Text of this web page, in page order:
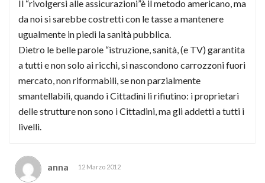
Il “rivolgersi alle assicurazioni”è il metodo americano, ma
da noi si sarebbe costretti con le tasse a mantenere
ugualmente in piedi la sanità pubblica.
Dietro le belle parole “istruzione, sanità, (e TV) garantita
a tutti e non solo ai ricchi, si nascondono carrozzoni fuori
mercato, non riformabili, se non parzialmente
smantellabili, quando i Cittadini li rifiutino: i proprietari
delle strutture non sono i Cittadini, ma gli addetti a tutti i
livelli.
anna 12 Marzo 2012